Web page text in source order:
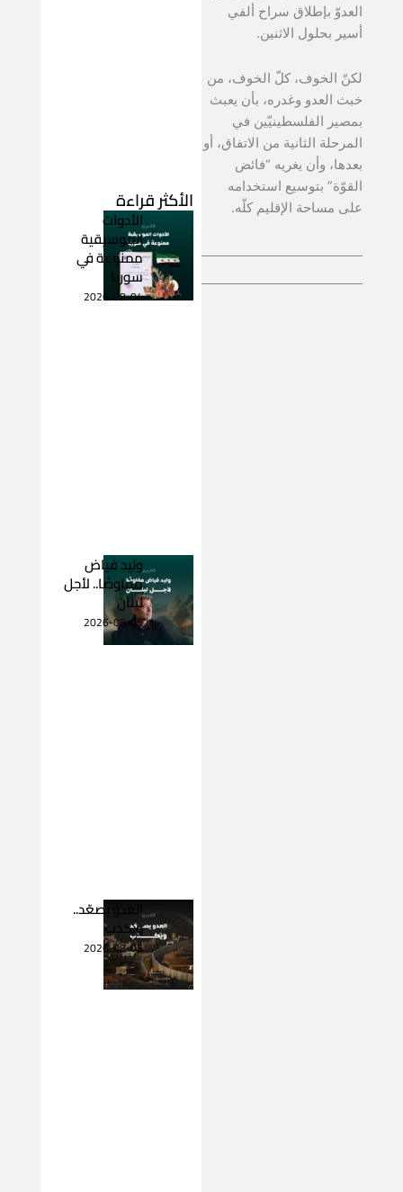
العدوّ بإطلاق سراح ألفي
أسير بحلول الاثنين.
لكنّ الخوف، كلّ الخوف، من
خبث العدو وغدره، بأن يعبث
بمصير الفلسطينيّين في
المرحلة الثانية من الاتفاق، أو
بعدها، وأن يغريه “فائض
القوّة” بتوسيع استخدامه
على مساحة الإقليم كلّه.
الأكثر قراءة
الأدوات
الموسيقية
ممنوعة في
سوريا
2026-08-04
وليد فياض
مفاوضًا.. لأجل
لبنان
2026-08-05
العدو يصعّد..
ويكذب
2026-08-05